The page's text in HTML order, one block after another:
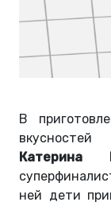
В
Катерина
ней дети